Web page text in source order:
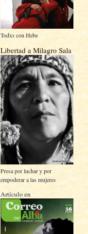
Todxs con Hebe
Libertad a Milagro Sala
Presa por luchar y por
empoderar a las mujeres
Artículo en